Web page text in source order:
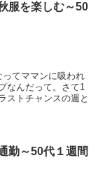
服を楽しむ～50
てママンに吸われ
なんだって。さて1
ストチャンスの週と
勤～50代１週間